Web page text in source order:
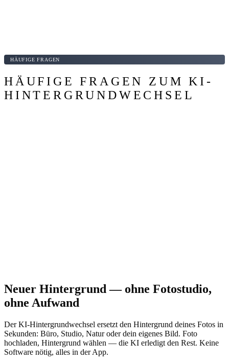
HÄUFIGE FRAGEN
HÄUFIGE FRAGEN ZUM KI-
HINTERGRUNDWECHSEL
Neuer Hintergrund — ohne Fotostudio,
ohne Aufwand
Der KI-Hintergrundwechsel ersetzt den Hintergrund deines Fotos in
Sekunden: Büro, Studio, Natur oder dein eigenes Bild. Foto
hochladen, Hintergrund wählen — die KI erledigt den Rest. Keine
Software nötig, alles in der App.